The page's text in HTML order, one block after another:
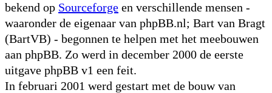
bekend op Sourceforge en verschillende mensen -
waaronder de eigenaar van phpBB.nl; Bart van Bragt
(BartVB) - begonnen te helpen met het meebouwen
aan phpBB. Zo werd in december 2000 de eerste
uitgave phpBB v1 een feit.
In februari 2001 werd gestart met de bouw van